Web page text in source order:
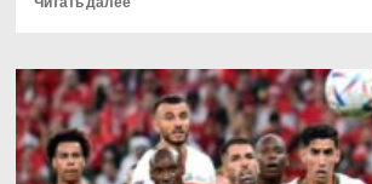
Известный
комментатор
дал
прогноз
на